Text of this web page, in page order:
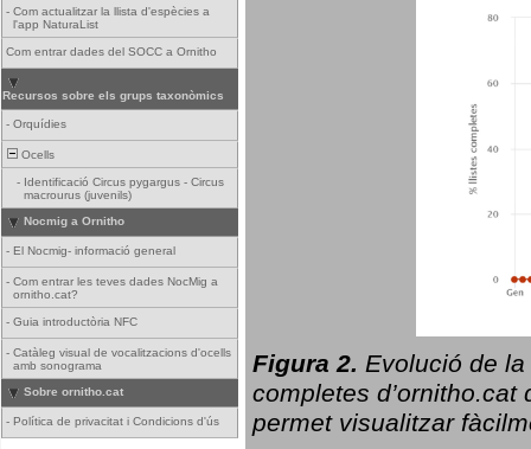
- Com actualitzar la llista d'espècies a
l'app NaturaList
Com entrar dades del SOCC a Ornitho
Recursos sobre els grups taxonòmics
- Orquídies
Ocells
- Identificació Circus pygargus - Circus
macrourus (juvenils)
Nocmig a Ornitho
- El Nocmig- informació general
- Com entrar les teves dades NocMig a
ornitho.cat?
- Guia introductòria NFC
- Catàleg visual de vocalitzacions d'ocells
amb sonograma
Sobre ornitho.cat
- Política de privacitat i Condicions d'ús
Figura 2. Evolució de la
completes d’ornitho.cat
permet visualitzar